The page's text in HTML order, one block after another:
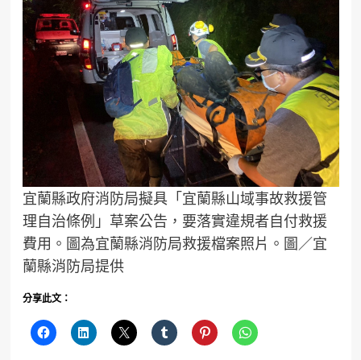
宜蘭縣政府消防局擬具「宜蘭縣山域事故救援管
理自治條例」草案公告，要落實違規者自付救援
費用。圖為宜蘭縣消防局救援檔案照片。圖／宜
蘭縣消防局提供
分享此文：